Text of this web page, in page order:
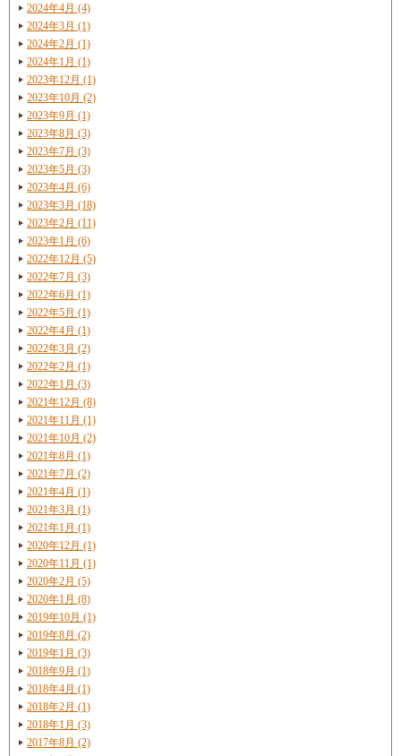
2024年4月 (4)
2024年3月 (1)
2024年2月 (1)
2024年1月 (1)
2023年12月 (1)
2023年10月 (2)
2023年9月 (1)
2023年8月 (3)
2023年7月 (3)
2023年5月 (3)
2023年4月 (6)
2023年3月 (18)
2023年2月 (11)
2023年1月 (6)
2022年12月 (5)
2022年7月 (3)
2022年6月 (1)
2022年5月 (1)
2022年4月 (1)
2022年3月 (2)
2022年2月 (1)
2022年1月 (3)
2021年12月 (8)
2021年11月 (1)
2021年10月 (2)
2021年8月 (1)
2021年7月 (2)
2021年4月 (1)
2021年3月 (1)
2021年1月 (1)
2020年12月 (1)
2020年11月 (1)
2020年2月 (5)
2020年1月 (8)
2019年10月 (1)
2019年8月 (2)
2019年1月 (3)
2018年9月 (1)
2018年4月 (1)
2018年2月 (1)
2018年1月 (3)
2017年8月 (2)